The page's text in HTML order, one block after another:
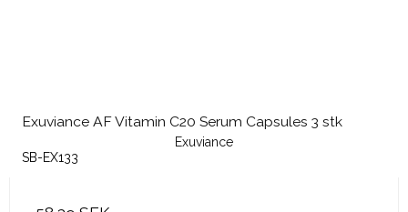
Exuviance AF Vitamin C20 Serum Capsules 3 stk
Exuviance
SB-EX133